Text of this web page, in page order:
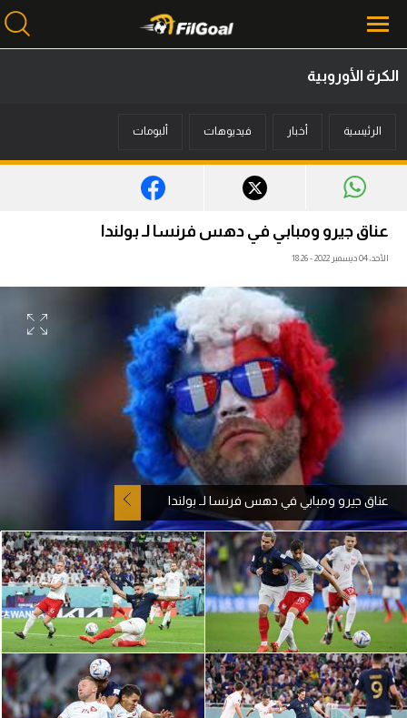
أخبار
ميركاتو
فانتازي في الجول
مسابقة التوقعات
فيديوهات
عدسات
آراء حرة
ركن الألعاب
بطولات
أمريكا 2026
الدوري المصري
الدوري الإنجليزي الممتاز
الدوري الإسباني
الكرة الأوروبية
الرئيسية أخبار فيديوهات ألبومات
عناق جيرو ومبابي في دهس فرنسا لـ بولندا
الأحد، 04 ديسمبر 2022 - 18:26
عناق جيرو ومبابي في دهس فرنسا لـ بولندا